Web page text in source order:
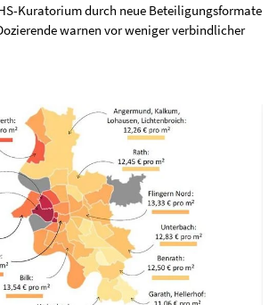
Kuratorium durch neue Beteiligungsformate
warnen vor weniger verbindlicher